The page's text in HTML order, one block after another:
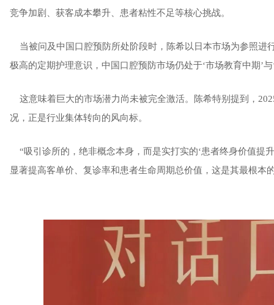
竞争加剧、获客成本攀升、患者粘性不足等核心挑战。
当被问及中国口腔预防所处阶段时，陈希以日本市场为参照进
极高的定期护理意识，中国口腔预防市场仍处于‘市场教育中期’
这意味着巨大的市场潜力尚未被完全激活。陈希特别提到，
况，正是行业集体转向的风向标。
“吸引诊所的，绝非概念本身，而是实打实的‘患者终身价值提
显著提高客单价、复诊率和患者生命周期总价值，这是其最根本